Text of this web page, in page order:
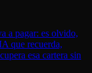
a pagar: es olvido,
que recuerda,
esa cartera sin